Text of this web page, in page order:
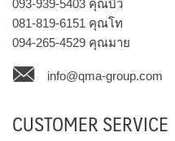
093-939-5403 คุณบิว
081-819-6151 คุณโท
094-265-4529 คุณมาย
info@qma-group.com
CUSTOMER SERVICE